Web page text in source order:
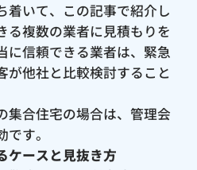
着いて、この記事で紹介し
る複数の業者に見積もりを
に信頼できる業者は、緊急
が他社と比較検討すること
集合住宅の場合は、管理会
す。
ケースと見抜き方